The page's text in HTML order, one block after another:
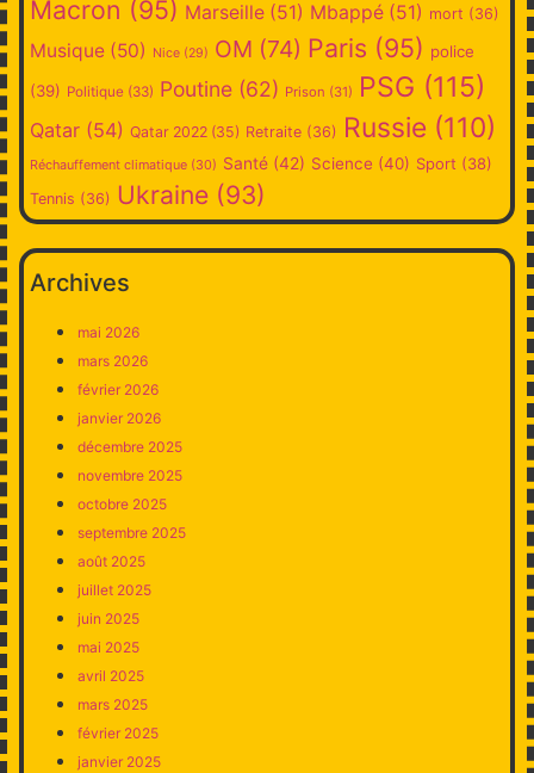
Macron (95) Marseille (51) Mbappé (51) mort (36)
Musique (50) Nice (29) OM (74) Paris (95) police
(39) Politique (33) Poutine (62) Prison (31) PSG (115)
Qatar (54) Qatar 2022 (35) Retraite (36) Russie (110)
Réchauffement climatique (30) Santé (42) Science (40) Sport (38)
Tennis (36) Ukraine (93)
Archives
mai 2026
mars 2026
février 2026
janvier 2026
décembre 2025
novembre 2025
octobre 2025
septembre 2025
août 2025
juillet 2025
juin 2025
mai 2025
avril 2025
mars 2025
février 2025
janvier 2025